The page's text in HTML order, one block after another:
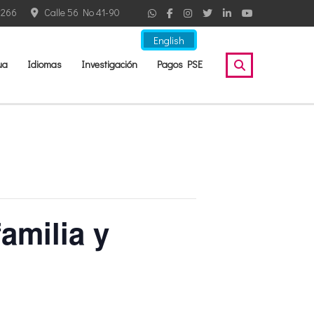
English
Calle 56 No 41-90
Idiomas Investigación Pagos PSE
y